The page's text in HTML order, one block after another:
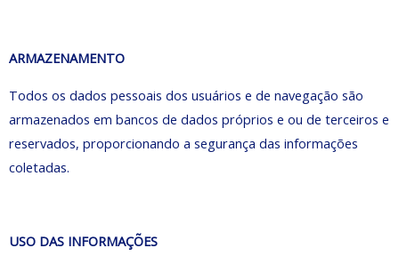
ARMAZENAMENTO
Todos os dados pessoais dos usuários e de navegação são
armazenados em bancos de dados próprios e ou de terceiros e
reservados, proporcionando a segurança das informações
coletadas.
USO DAS INFORMAÇÕES